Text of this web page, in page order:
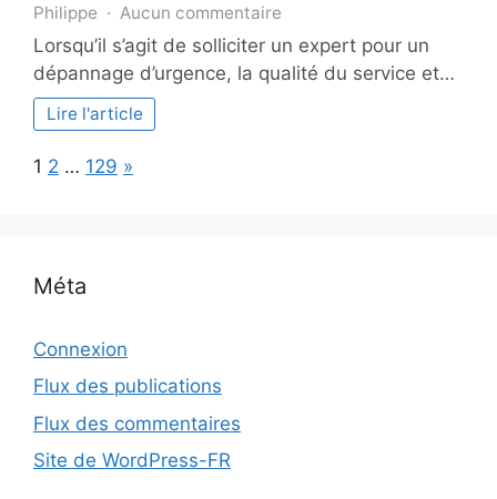
Philippe Aucun commentaire
Depanneo
analyse
Lorsqu’il s’agit de solliciter un expert pour un
dépannage d’urgence, la qualité du service et…
Lire l'article
Page:
1 2 … 129 Next
»
Méta
Connexion
Flux des publications
Flux des commentaires
Site de WordPress-FR